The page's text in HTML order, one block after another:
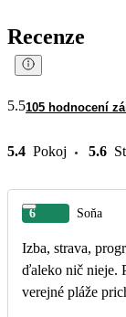
Recenze
5.5105 hodnocení
5.4 Pokoj 5.6
6 Soňa
Izba, strava,
ďaleko nič nieje. Pláž je pekná a lehátka pohodlné, sprcha na každom kroku.... skratka super. Vo vode sme však naďabili na
verejné pláže